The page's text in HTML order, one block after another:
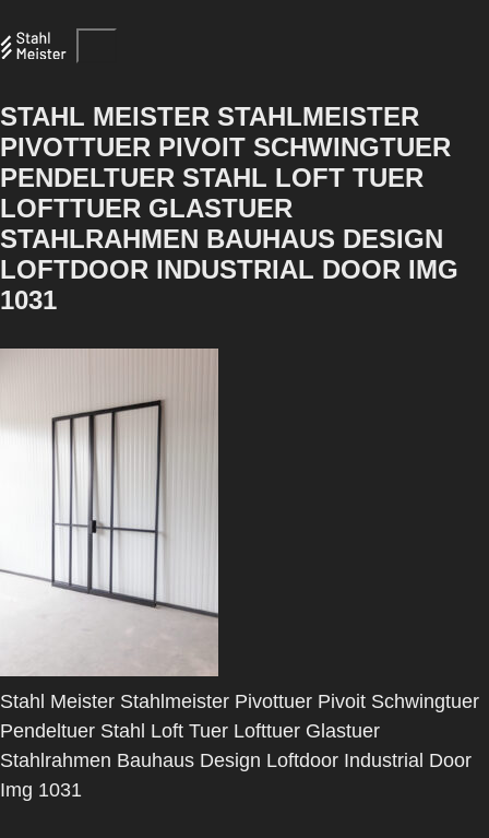
STAHL MEISTER STAHLMEISTER
PIVOTTUER PIVOIT SCHWINGTUER
PENDELTUER STAHL LOFT TUER
LOFTTUER GLASTUER
STAHLRAHMEN BAUHAUS DESIGN
LOFTDOOR INDUSTRIAL DOOR IMG
1031
Stahl Meister Stahlmeister Pivottuer Pivoit Schwingtuer
Pendeltuer Stahl Loft Tuer Lofttuer Glastuer
Stahlrahmen Bauhaus Design Loftdoor Industrial Door
Img 1031